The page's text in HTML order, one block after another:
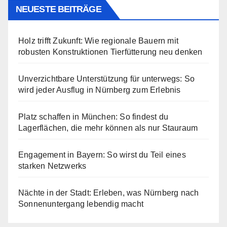
NEUESTE BEITRÄGE
Holz trifft Zukunft: Wie regionale Bauern mit
robusten Konstruktionen Tierfütterung neu denken
Unverzichtbare Unterstützung für unterwegs: So
wird jeder Ausflug in Nürnberg zum Erlebnis
Platz schaffen in München: So findest du
Lagerflächen, die mehr können als nur Stauraum
Engagement in Bayern: So wirst du Teil eines
starken Netzwerks
Nächte in der Stadt: Erleben, was Nürnberg nach
Sonnenuntergang lebendig macht